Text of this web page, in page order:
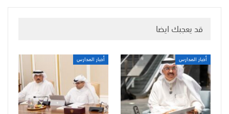
قد يعجبك ايضا
أخبار المدارس أخبار المدارس